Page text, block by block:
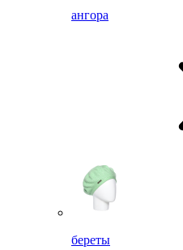
ангора
береты